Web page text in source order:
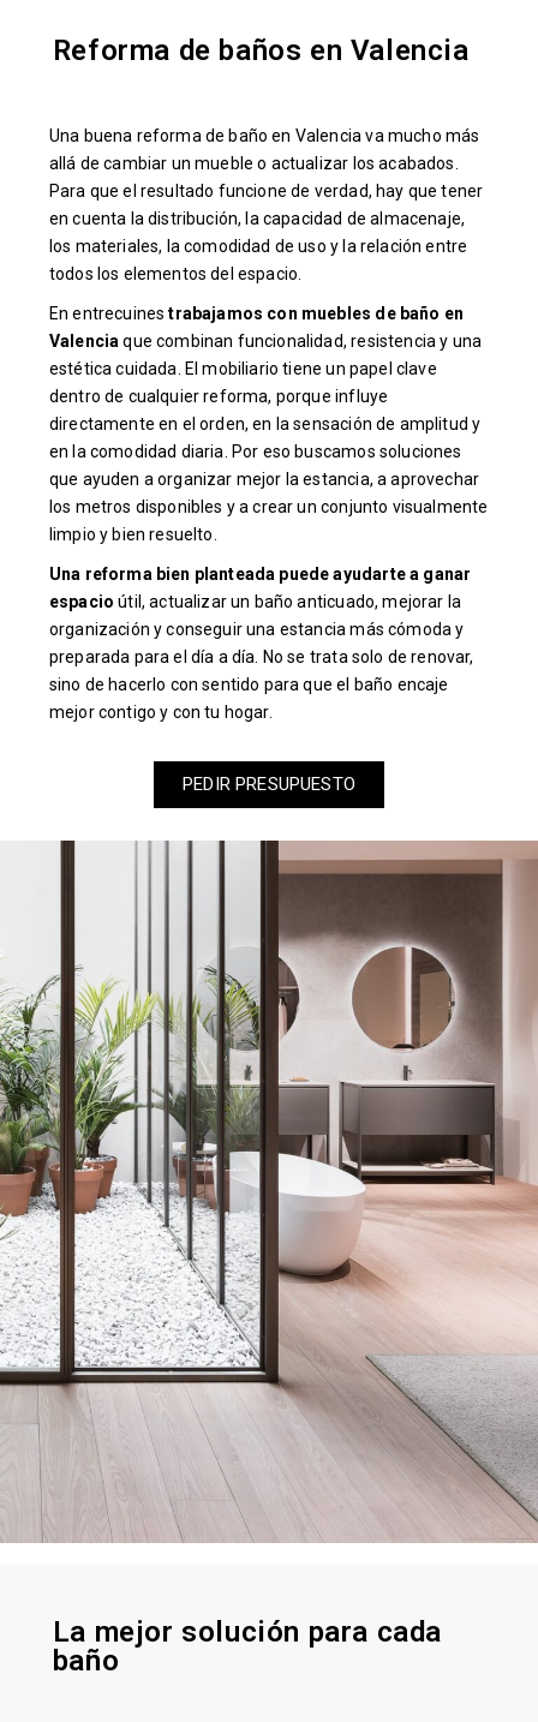
Reforma de baños en Valencia
Una buena reforma de baño en Valencia va mucho más
allá de cambiar un mueble o actualizar los acabados.
Para que el resultado funcione de verdad, hay que tener
en cuenta la distribución, la capacidad de almacenaje,
los materiales, la comodidad de uso y la relación entre
todos los elementos del espacio.
En entrecuinestrabajamos con muebles de baño en
Valencia que combinan funcionalidad, resistencia y una
estética cuidada. El mobiliario tiene un papel clave
dentro de cualquier reforma, porque influye
directamente en el orden, en la sensación de amplitud y
en la comodidad diaria. Por eso buscamos soluciones
que ayuden a organizar mejor la estancia, a aprovechar
los metros disponibles y a crear un conjunto visualmente
limpio y bien resuelto.
Una reforma bien planteada puede ayudarte a ganar
espacio útil, actualizar un baño anticuado, mejorar la
organización y conseguir una estancia más cómoda y
preparada para el día a día. No se trata solo de renovar,
sino de hacerlo con sentido para que el baño encaje
mejor contigo y con tu hogar.
PEDIR PRESUPUESTO
La mejor solución para cada
baño